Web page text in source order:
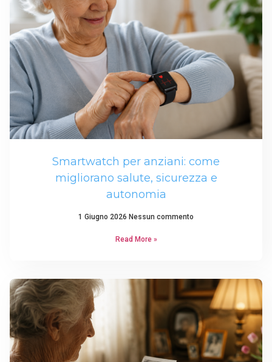
Smartwatch per anziani: come
migliorano salute, sicurezza e
autonomia
1 Giugno 2026 Nessun commento
Read More »